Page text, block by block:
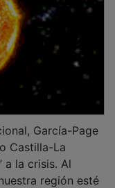
García-Page
Castilla-La
a la crisis. Al
región esté